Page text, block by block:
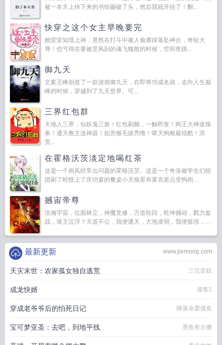
被一本天上掉下来的书给砸破了头，然后我就开挂了！翻...
快穿之这个女主早晚要完
她堂堂知瑶上神，竟然在打斗中被人偷袭掉落坠神台，奇耻大
辱！也亏得在要被罡风刮的魂飞魄散的时候，空间兽跳...
御九天
文案王峰创造了一款游戏御九天，在即将功成名就，走向人生巅
峰的时候，穿越到了九天世界。可...
三界红包群
天地人三界，仙妖鬼三族！红包刷频，一触即发！阎王大神迷辣
条！通天教主送神器！如意猴毛拔秃噜！哮天狗粮最炫酷！洪
荒...
在霍格沃茨淡定地喝红茶
这是一个画风经常出问题的霍格沃茨。这是一个奇洛被学生们组
团刷了蛇怪上了庆功宴的餐桌小天狼星布莱克差点变狗肉...
撼宙帝尊
浩瀚宇宙，位面林立，神魔竞修，万道轮回，乾坤撼动，戮力血
战，谁主沉浮？天道不公，我便通天，大地凌弱，我便炼强，...
www.jiemong.com
最新更新
天灾末世：农家孤女独自逃荒 三弦牵机
成龙快婿 漫客1
穿成老爷爷后的怕死日记 降落伞爱摸鱼
宝可梦亚圣：去吧，到地平线 墨鱼有点傻